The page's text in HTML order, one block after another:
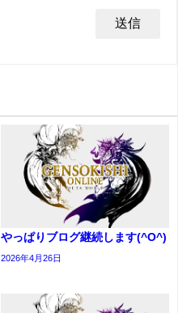
やっぱりブログ継続します(^O^)
2026年4月26日